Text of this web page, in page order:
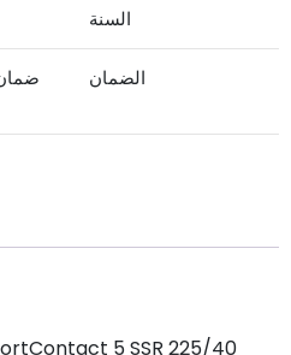
السنة
الضمان
5 SSR